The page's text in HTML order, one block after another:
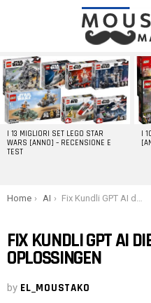
LATEST
STORIES
I 13 MIGLIORI SET LEGO STAR
WARS [ANNO] – RECENSIONE E
TEST
I
You are here:
Home AI Fix Kundli GPT AI die niet werkt: 6 oplossingen
FIX KUNDLI GPT AI
OPLOSSINGEN
by EL_MOUSTAKO